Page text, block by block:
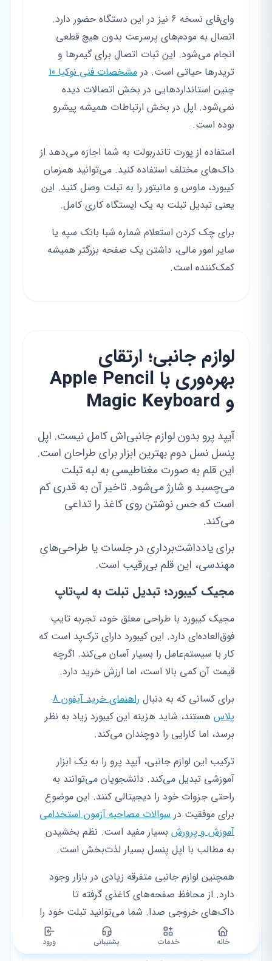
وای‌فای نسخه ۶ نیز در این دستگاه حضور دارد.
اتصال به مودم‌های پرسرعت بدون هیچ قطعی
انجام می‌شود. این ثبات اتصال برای گیمرها و
تریدرها حیاتی است. در مشخصات فنی نوکیا 10
چنین استانداردهایی در بخش اتصالات دیده
نمی‌شود. اپل در بخش ارتباطات همیشه پیشرو
بوده است.
استفاده از پورت تاندربولت به شما اجازه می‌دهد از
داک‌های مختلف استفاده کنید. می‌توانید همزمان
کیبورد، ماوس و مانیتور را به تبلت وصل کنید. این
یعنی تبدیل تبلت به یک ایستگاه کاری کامل.
برای چک کردن استعلام شماره شبا بانک سپه یا
سایر امور مالی، داشتن یک صفحه بزرگتر همیشه
کمک‌کننده است.
لوازم جانبی؛ ارتقای
بهره‌وری با Apple Pencil
و Magic Keyboard
آیپد پرو بدون لوازم جانبی‌اش کامل نیست. اپل
پنسل نسل دوم بهترین ابزار برای طراحان است.
این قلم به صورت مغناطیسی به لبه تبلت
می‌چسبد و شارژ می‌شود. تاخیر آن به قدری کم
است که حس نوشتن روی کاغذ را تداعی
می‌کند.
برای یادداشت‌برداری در جلسات یا طراحی‌های
مهندسی، این قلم بی‌رقیب است.
مجیک کیبورد؛ تبدیل تبلت به لپ‌تاپ
مجیک کیبورد با طراحی معلق خود، تجربه تایپ
فوق‌العاده‌ای دارد. این کیبورد دارای ترک‌پد است که
کار با سیستم‌عامل را بسیار آسان می‌کند. اگرچه
قیمت آن کمی بالا است، اما ارزش خرید دارد.
برای کسانی که به دنبال
راهنمای خرید آیفون 8
پلاس هستند، شاید هزینه این کیبورد زیاد به نظر
برسد، اما کارایی را دوچندان می‌کند.
ترکیب این لوازم جانبی، آیپد پرو را به یک ابزار
آموزشی تبدیل می‌کند. دانشجویان می‌توانند به
راحتی جزوات خود را دیجیتالی کنند. این موضوع
برای موفقیت در سوالات مصاحبه آزمون استخدامی
آموزش و پرورش بسیار مفید است. نظم بخشیدن
به مطالب با اپل پنسل بسیار لذت‌بخش است.
همچنین لوازم جانبی متفرقه زیادی در بازار وجود
دارد. از محافظ صفحه‌های کاغذی گرفته تا
داک‌های خروجی صدا. شما می‌توانید تبلت خود را
برای هر کاری شخصی‌سازی کنید. برای مثال،
هنگام استفاده از استعلام شماره شبا بانک صادرات،
خانه خدمات پشتیبانی ورود